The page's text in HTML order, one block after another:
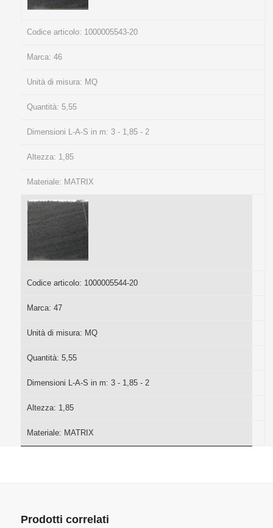
Codice articolo: 1000005543-20
Marca: 46
Unità di misura: MQ
Quantità: 5,55
Dimensioni L-A-S in m: 3 - 1,85 - 2
Altezza: 1,85
Materiale: MATRIX
Codice articolo: 1000005544-20
Marca: 47
Unità di misura: MQ
Quantità: 5,55
Dimensioni L-A-S in m: 3 - 1,85 - 2
Altezza: 1,85
Materiale: MATRIX
Prodotti correlati